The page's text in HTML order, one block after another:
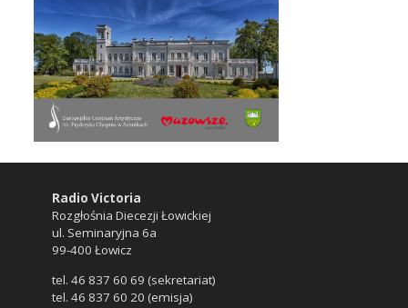
Radio Victoria
Rozgłośnia Diecezji Łowickiej
ul. Seminaryjna 6a
99-400 Łowicz
tel. 46 837 60 69 (sekretariat)
tel. 46 837 60 20 (emisja)